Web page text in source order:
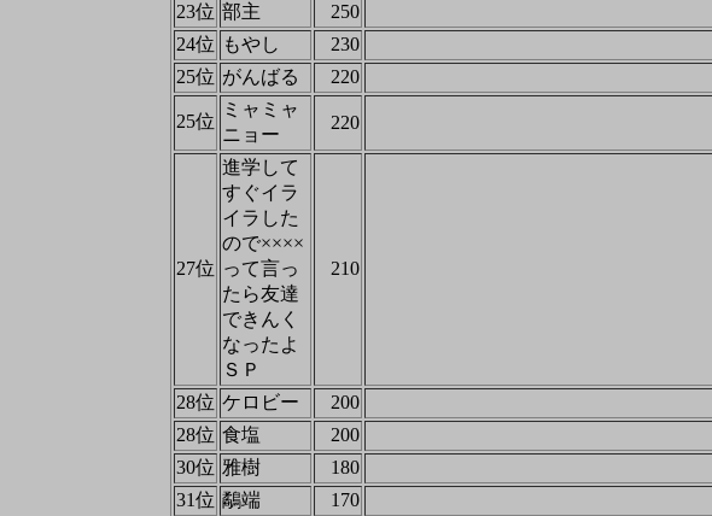
23位 部主 250
24位 もやし 230
25位 がんばる 220
25位
ミャミャ
ニョー
220
27位
進学して
すぐイラ
イラした
ので××××
って言っ
たら友達
できんく
なったよ
ＳＰ
210
28位 ケロビー 200
28位 食塩 200
30位 雅樹 180
31位 鷸端 170